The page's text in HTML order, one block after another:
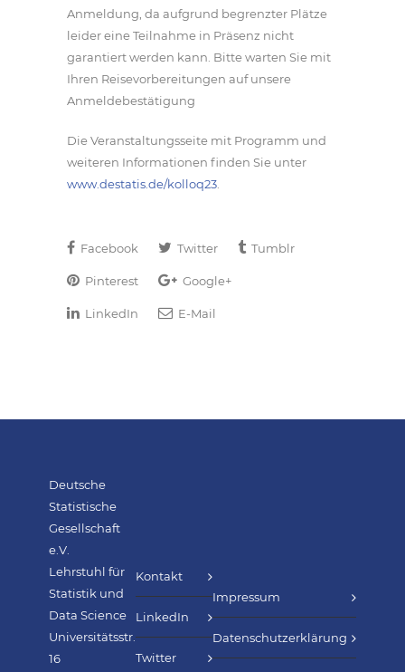
Anmeldung, da aufgrund begrenzter Plätze
leider eine Teilnahme in Präsenz nicht
garantiert werden kann. Bitte warten Sie mit
Ihren Reisevorbereitungen auf unsere
Anmeldebestätigung
Die Veranstaltungsseite mit Programm und
weiteren Informationen finden Sie unter
www.destatis.de/kolloq23
Facebook Twitter Tumblr
Pinterest Google+
LinkedIn E-Mail
Deutsche
Statistische
Gesellschaft
e.V.
Lehrstuhl für
Statistik und
Data Science
Universitätsstr.
16
Kontakt
LinkedIn
Twitter
Impressum
Datenschutzerklärung